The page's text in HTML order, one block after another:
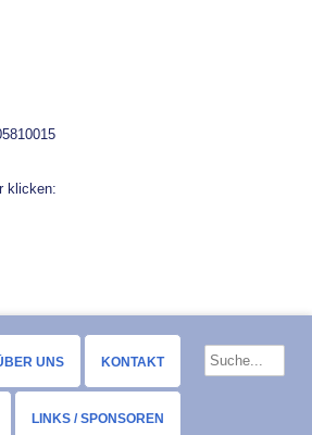
klicken:
UNS KONTAKT
LINKS / SPONSOREN